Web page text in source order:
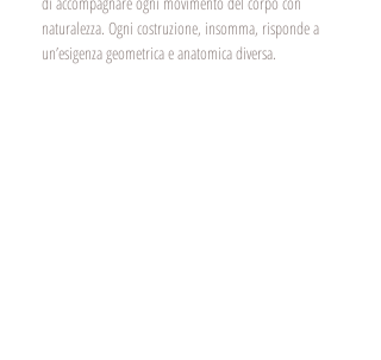
naturalezza. Ogni costruzione, insomma, risponde a
un’esigenza geometrica e anatomica diversa.